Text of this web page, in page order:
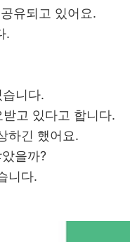
유되고 있어요.
.
니다.
고 있다고 합니다.
하긴 했어요.
을까?
니다.